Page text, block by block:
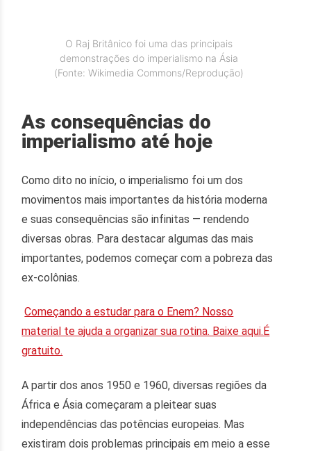
O Raj Britânico foi uma das principais
demonstrações do imperialismo na Ásia
(Fonte: Wikimedia Commons/Reprodução)
As consequências do
imperialismo até hoje
Como dito no início, o imperialismo foi um dos
movimentos mais importantes da história moderna
e suas consequências são infinitas — rendendo
diversas obras. Para destacar algumas das mais
importantes, podemos começar com a pobreza das
ex-colônias.
Começando a estudar para o Enem? Nosso
material te ajuda a organizar sua rotina. Baixe aqui.É
gratuito.
A partir dos anos 1950 e 1960, diversas regiões da
África e Ásia começaram a pleitear suas
independências das potências europeias. Mas
existiram dois problemas principais em meio a esse